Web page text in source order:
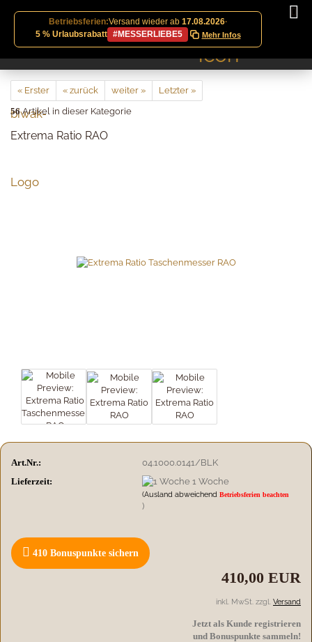
Betriebsferien:Versand wieder ab 17.08.2026·
5 % Urlaubsrabatt
#MESSERLIEBE5 Mehr Infos
« Erster « zurück weiter »
Letzter »
56Artikel in dieser Kategorie
Extrema Ratio RAO
Art.Nr.:
04.1000.0141/BLK
Lieferzeit:
1 Woche
(Ausland abweichendBetriebsferien beachten
)
410 Bonuspunkte sichern
410,00 EUR
inkl. MwSt. zzgl. Versand
Jetzt als Kunde registrieren
und Bonuspunkte sammeln!